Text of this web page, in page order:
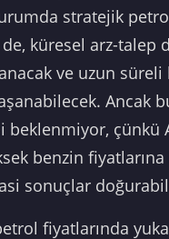
stratejik
küresel arz-talep
ve uzun süreli
Ancak
beklenmiyor, çünkü
benzin fiyatlarına
sonuçlar
fiyatlarında